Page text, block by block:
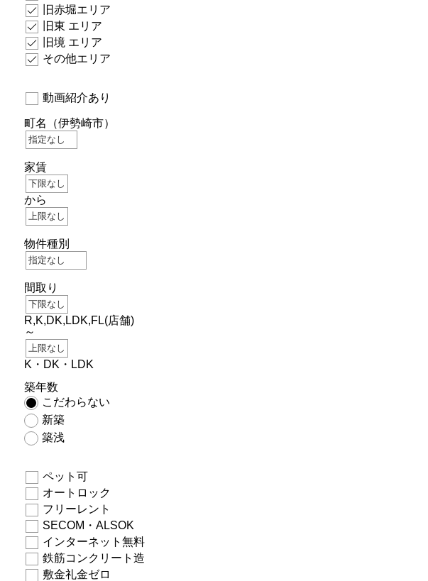
旧赤堀エリア
旧東 エリア
旧境 エリア
その他エリア
動画紹介あり
町名 （伊勢崎市）
家賃
から
物件種別
間取り
R,K,DK,LDK,FL(店舗)
～
K・DK・LDK
築年数
こだわらない
新築
築浅
ペット可
オートロック
フリーレント
SECOM・ALSOK
インターネット無料
鉄筋コンクリート造
敷金礼金ゼロ